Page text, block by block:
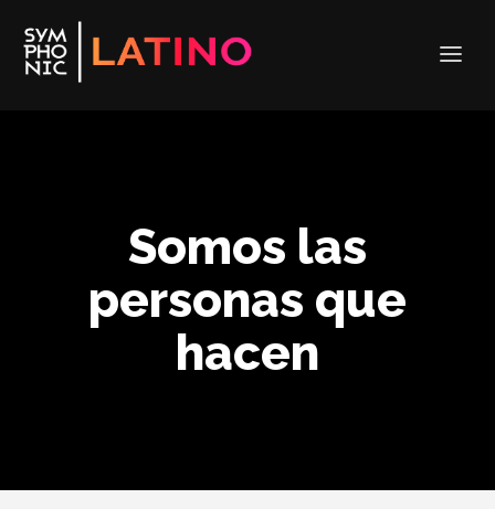
Somos las
personas que
hacen